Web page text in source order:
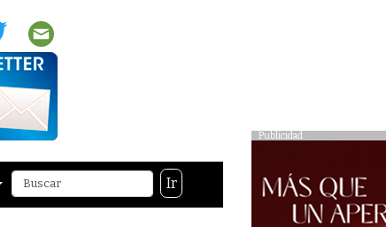
Publicidad
Ir